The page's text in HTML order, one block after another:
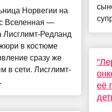
Норвегии на
Вселенная —
Лисглимт-Редланд
в костюме
сразу же
в сети. Лисглимт-
её